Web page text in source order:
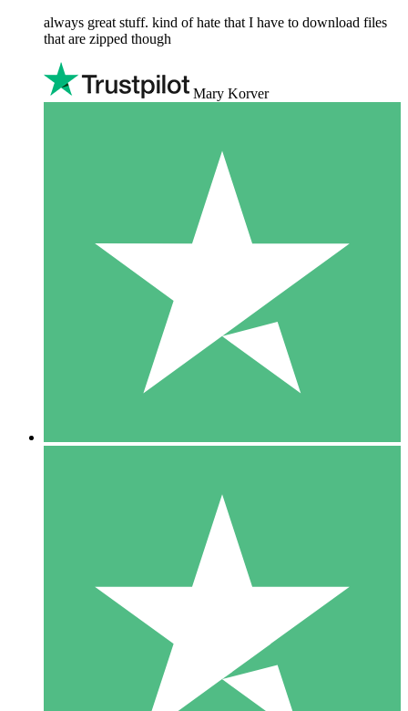
always great stuff. kind of hate that I have to download files
that are zipped though
Mary Korver